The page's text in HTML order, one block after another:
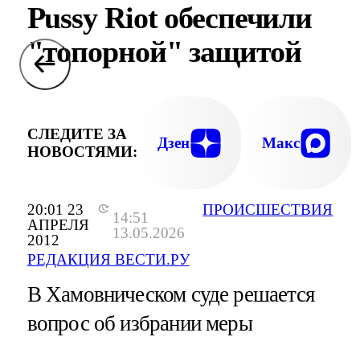
20:01 23
АПРЕЛЯ
2012
14:51
13.05.2026
РЕДАКЦИЯ ВЕСТИ.РУ
ПРОИСШЕСТВИЯ
Pussy Riot обеспечили
"топорной" защитой
СЛЕДИТЕ ЗА
НОВОСТЯМИ:
Дзен Макс
В Хамовническом суде решается
вопрос об избрании меры